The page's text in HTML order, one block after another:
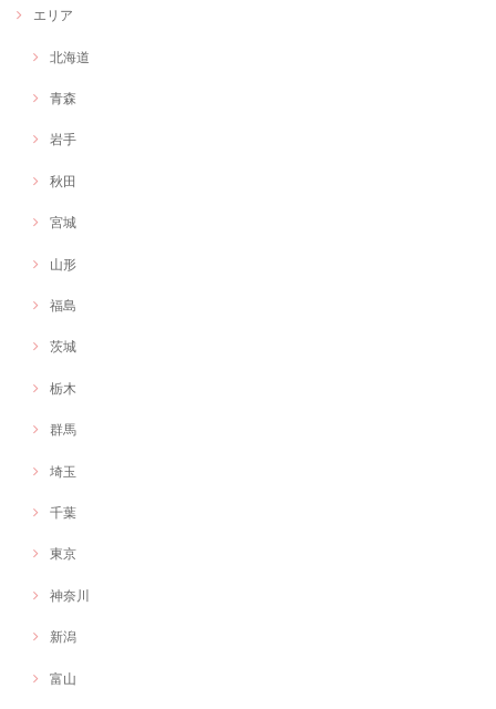
エリア
北海道
青森
岩手
秋田
宮城
山形
福島
茨城
栃木
群馬
埼玉
千葉
東京
神奈川
新潟
富山